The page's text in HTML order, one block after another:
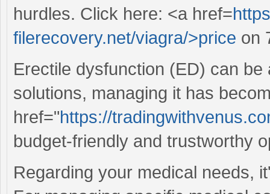
hurdles. Click here: <a href=
filerecovery.net/viagra/>price on
Erectile dysfunction (ED) can
solutions, managing it has
href="https://
budget-friendly and trustworthy
Regarding your medical needs,